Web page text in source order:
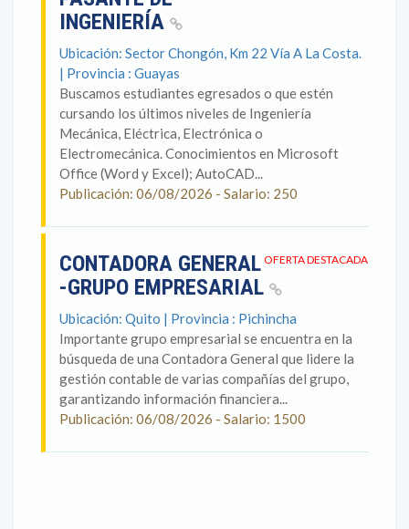
INGENIERÍA
Ubicación: Sector Chongón, Km 22 Vía A La Costa.
| Provincia : Guayas
Buscamos estudiantes egresados o que estén
cursando los últimos niveles de Ingeniería
Mecánica, Eléctrica, Electrónica o
Electromecánica. Conocimientos en Microsoft
Office (Word y Excel); AutoCAD...
Publicación: 06/08/2026 - Salario: 250
OFERTA DESTACADA
CONTADORA GENERAL
-GRUPO EMPRESARIAL
Ubicación: Quito | Provincia : Pichincha
Importante grupo empresarial se encuentra en la
búsqueda de una Contadora General que lidere la
gestión contable de varias compañías del grupo,
garantizando información financiera...
Publicación: 06/08/2026 - Salario: 1500